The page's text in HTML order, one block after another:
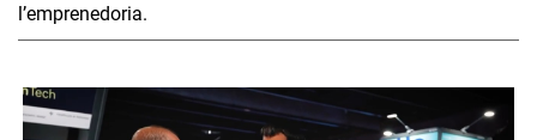
l’emprenedoria.